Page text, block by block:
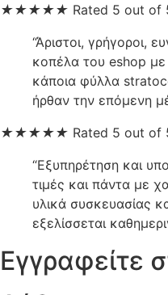
★★★★★ Rated 5 out of
“Άριστοι, γρήγοροι,
κοπέλα του eshop
κάποια φύλλα
ήρθαν την επόμενη
★★★★★ Rated 5 out of
“Εξυπηρέτηση και
τιμές και πάντα με
υλικά συσκευασίας
εξελίσσεται
Εγγραφείτε